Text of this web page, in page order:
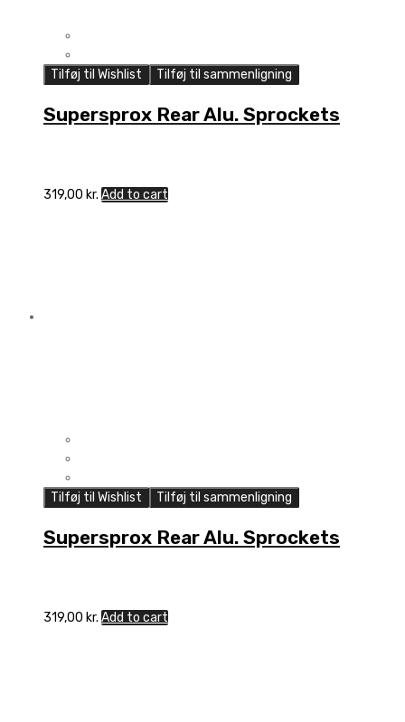
Tilføj til Wishlist Tilføj til sammenligning
Supersprox Rear Alu. Sprockets
319,00 kr. Add to cart
Tilføj til Wishlist Tilføj til sammenligning
Supersprox Rear Alu. Sprockets
319,00 kr. Add to cart